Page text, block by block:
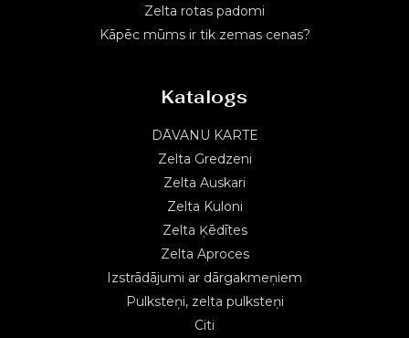
Zelta rotas padomi
Kāpēc mūms ir tik zemas cenas?
Katalogs
DĀVANU KARTE
Zelta Gredzeni
Zelta Auskari
Zelta Kuloni
Zelta Ķēdītes
Zelta Aproces
Izstrādājumi ar dārgakmeņiem
Pulksteņi, zelta pulksteņi
Citi